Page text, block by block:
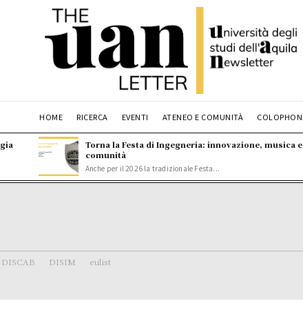
HOME RICERCA EVENTI ATENEO E COMUNITÀ COLOPHON
Torna la Festa di Ingegneria: innovazione, musica e
comunità
Anche per il 2026 la tradizionale Festa...
DISCAB DISIM eulist